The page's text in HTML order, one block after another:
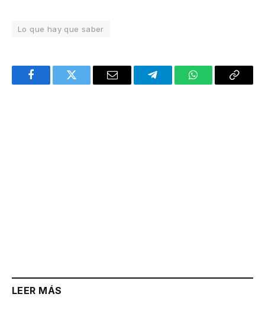
Lo que hay que saber
FacebookTwitter Email TelegramWhatsAppCopy
LEER MÁS